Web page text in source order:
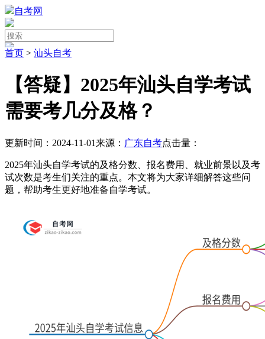
自考网
首页 > 汕头自考
【答疑】2025年汕头自学考试
需要考几分及格？
更新时间：2024-11-01来源： 广东自考点击量：
2025年汕头自学考试的及格分数、报名费用、就业前景以及考
试次数是考生们关注的重点。本文将为大家详细解答这些问
题，帮助考生更好地准备自学考试。